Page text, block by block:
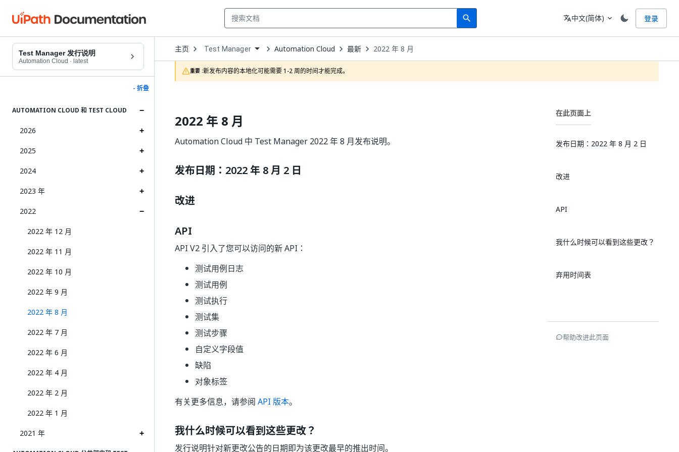
search
Search 语言
translate中文(简体) expand_more 登录
Test Manager 发行说明
Automation Cloud · latest
- 折叠
AUTOMATION CLOUD 和 TEST CLOUD
2026
2025
2024
2023 年
2022
2022 年 12 月
2022 年 11 月
2022 年 10 月
2022 年 9 月
2022 年 8 月
2022 年 7 月
2022 年 6 月
2022 年 4 月
2022 年 2 月
2022 年 1 月
2021 年
主页 Open
Dropdown
to
choose
product
Test Manager Automation Cloud 最新 2022 年 8 月
重要 :新发布内容的本地化可能需要 1-2 周的时间才能完成。
2022 年 8 月
Automation Cloud 中 Test Manager 2022 年 8 月发布说明。
发布日期：2022 年 8 月 2 日
改进
API
API V2 引入了您可以访问的新 API：
测试用例日志
测试用例
测试执行
测试集
测试步骤
自定义字段值
缺陷
对象标签
有关更多信息，请参阅 API 版本。
我什么时候可以看到这些更改？
发行说明针对新更改公告的日期即为该更改最早的推出时间。
在此页面上
发布日期：2022 年 8 月 2 日
改进
API
我什么时候可以看到这些更改？
弃用时间表
帮助改进此页面